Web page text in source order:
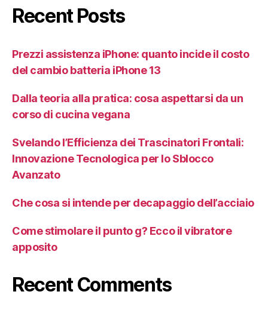
Recent Posts
Prezzi assistenza iPhone: quanto incide il costo
del cambio batteria iPhone 13
Dalla teoria alla pratica: cosa aspettarsi da un
corso di cucina vegana
Svelando l’Efficienza dei Trascinatori Frontali:
Innovazione Tecnologica per lo Sblocco
Avanzato
Che cosa si intende per decapaggio dell’acciaio
Come stimolare il punto g? Ecco il vibratore
apposito
Recent Comments